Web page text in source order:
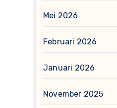
Mei 2026
Februari 2026
Januari 2026
November 2025